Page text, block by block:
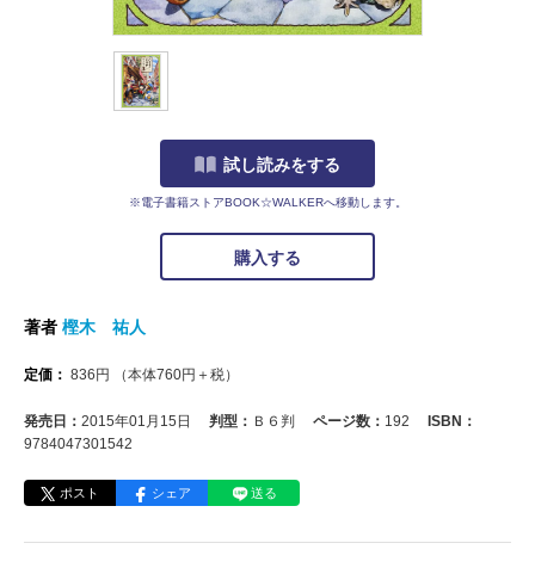
試し読みをする
※電子書籍ストアBOOK☆WALKERへ移動します。
購入する
著者 樫木 祐人
定価： 836 円 （本体760円＋税）
発売日： 2015年01月15日 判型： Ｂ６判 ページ数： 192
ISBN：
9784047301542
ポスト シェア 送る